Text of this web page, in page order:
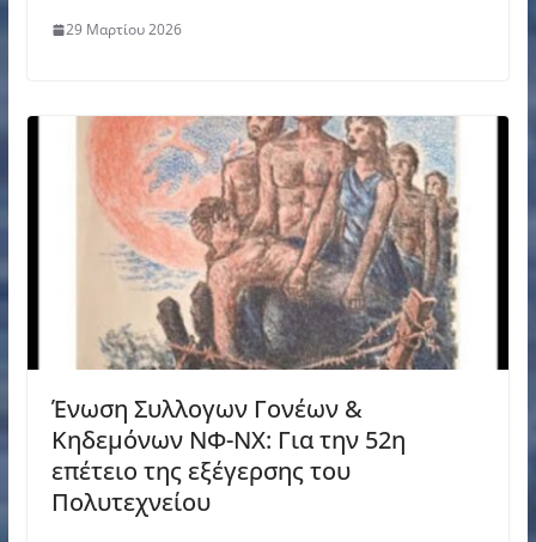
29 Μαρτίου 2026
Ένωση Συλλογων Γονέων &
Κηδεμόνων ΝΦ-ΝΧ: Για την 52η
επέτειο της εξέγερσης του
Πολυτεχνείου